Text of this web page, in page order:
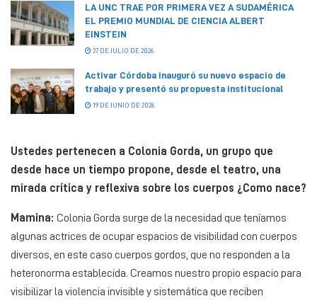
LA UNC TRAE POR PRIMERA VEZ A SUDAMÉRICA
EL PREMIO MUNDIAL DE CIENCIA ALBERT
EINSTEIN
27 DE JULIO DE 2026
Activar Córdoba inauguró su nuevo espacio de
trabajo y presentó su propuesta institucional
19 DE JUNIO DE 2026
Ustedes pertenecen a Colonia Gorda, un grupo que
desde hace un tiempo propone, desde el teatro, una
mirada crítica y reflexiva sobre los cuerpos ¿Como nace?
Mamina: Colonia Gorda surge de la necesidad que teníamos
algunas actrices de ocupar espacios de visibilidad con cuerpos
diversos, en este caso cuerpos gordos, que no responden a la
heteronorma establecida. Creamos nuestro propio espacio para
visibilizar la violencia invisible y sistemática que reciben